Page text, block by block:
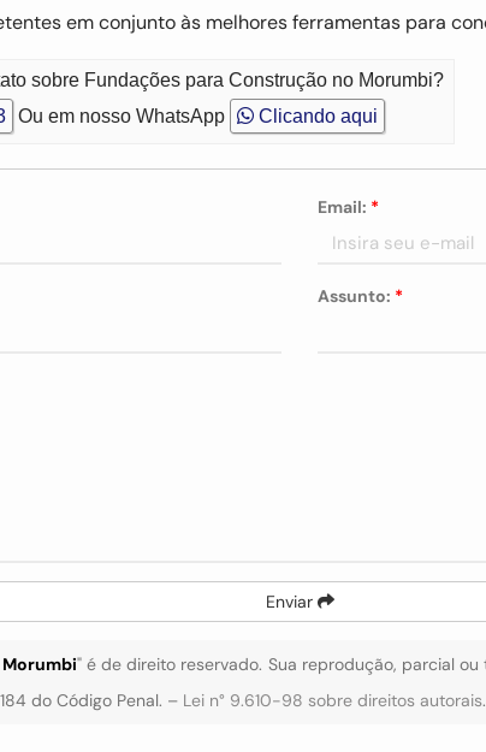
em conjunto às melhores ferramentas para
sobre Fundações para Construção no Morumbi?
Ou em nosso WhatsApp Clicando aqui
Email: *
Assunto: *
Enviar
Morumbi" é de direito reservado. Sua reprodução, parcial
do Código Penal. – Lei n° 9.610-98 sobre direitos autorais.